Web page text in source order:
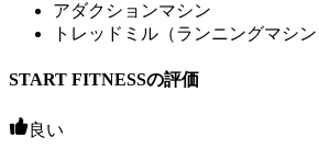
アダクションマシン
トレッドミル（ランニングマシン
START FITNESSの評価
良い